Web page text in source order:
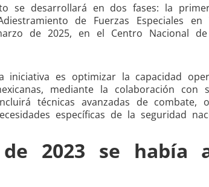
se desarrollará en dos fases: la
de Fuerzas Especiales
de 2025, en el Centro Nacional de
iniciativa es optimizar la capacidad
mediante la colaboración con
técnicas avanzadas de combate,
específicas de la seguridad
2023 se había